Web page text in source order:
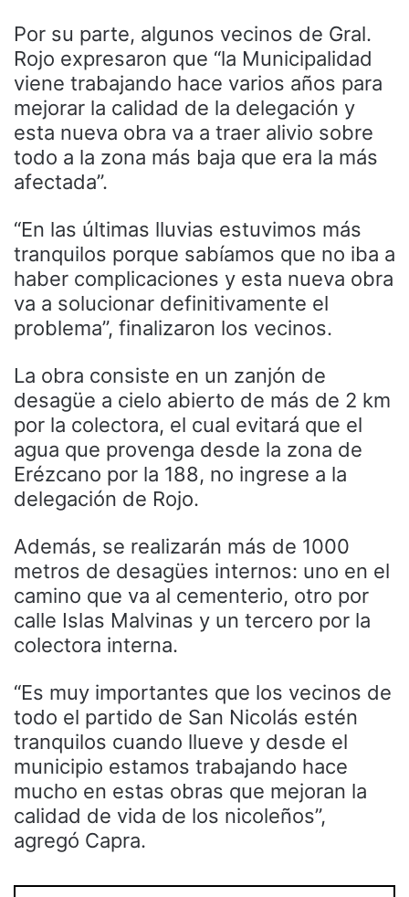
Por su parte, algunos vecinos de Gral.
Rojo expresaron que “la Municipalidad
viene trabajando hace varios años para
mejorar la calidad de la delegación y
esta nueva obra va a traer alivio sobre
todo a la zona más baja que era la más
afectada”.
“En las últimas lluvias estuvimos más
tranquilos porque sabíamos que no iba a
haber complicaciones y esta nueva obra
va a solucionar definitivamente el
problema”, finalizaron los vecinos.
La obra consiste en un zanjón de
desagüe a cielo abierto de más de 2 km
por la colectora, el cual evitará que el
agua que provenga desde la zona de
Erézcano por la 188, no ingrese a la
delegación de Rojo.
Además, se realizarán más de 1000
metros de desagües internos: uno en el
camino que va al cementerio, otro por
calle Islas Malvinas y un tercero por la
colectora interna.
“Es muy importantes que los vecinos de
todo el partido de San Nicolás estén
tranquilos cuando llueve y desde el
municipio estamos trabajando hace
mucho en estas obras que mejoran la
calidad de vida de los nicoleños”,
agregó Capra.